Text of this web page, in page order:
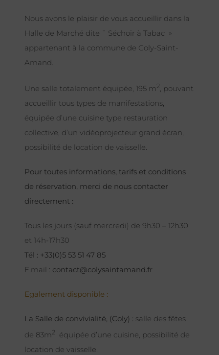
Nous avons le plaisir de vous accueillir dans la
Halle de Marché dite ¨ Séchoir à Tabac »
appartenant à la commune de Coly-Saint-
Amand.
Une salle totalement équipée, 195 m2, pouvant
accueillir tous types de manifestations,
équipée d’une cuisine type restauration
collective, d’un vidéoprojecteur grand écran,
possibilité de location de vaisselle.
Pour toutes informations, tarifs et conditions
de réservation, merci de nous contacter
directement :
Tous les jours (sauf mercredi) de 9h30 – 12h30
et 14h-17h30
Tél : +33(0)5 53 51 47 85
E.mail : contact@colysaintamand.fr
Egalement disponible :
La Salle de convivialité, (Coly) : salle des fêtes
de 83m2 équipée d’une cuisine, possibilité de
location de vaisselle.